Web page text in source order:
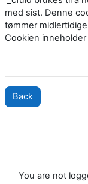
med sist. Denne
tømmer
Cookien
Back
You are not